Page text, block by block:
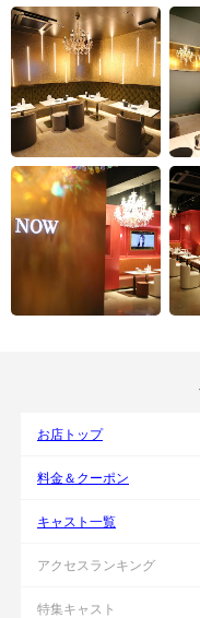
お店トップ
料金＆クーポン
キャスト一覧
アクセスランキング
特集キャスト